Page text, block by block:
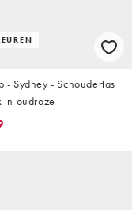
- Sydney - Schoudertas
in oudroze